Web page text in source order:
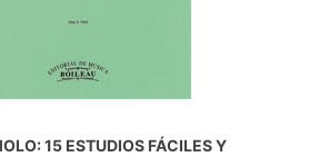
15 ESTUDIOS FÁCILES Y